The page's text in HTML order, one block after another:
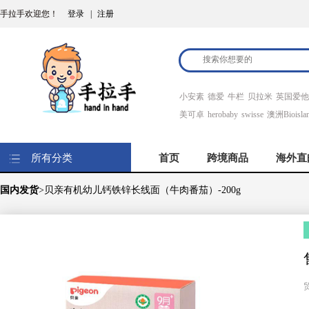
手拉手欢迎您！ 登录 注册
小安素 德爱 牛栏 贝拉米 英国爱
美可卓 herobaby swisse 澳洲
所有分类 首页 跨境商品 海外直
国内发货>贝亲有机幼儿钙铁锌长线面（牛肉番茄）-200g